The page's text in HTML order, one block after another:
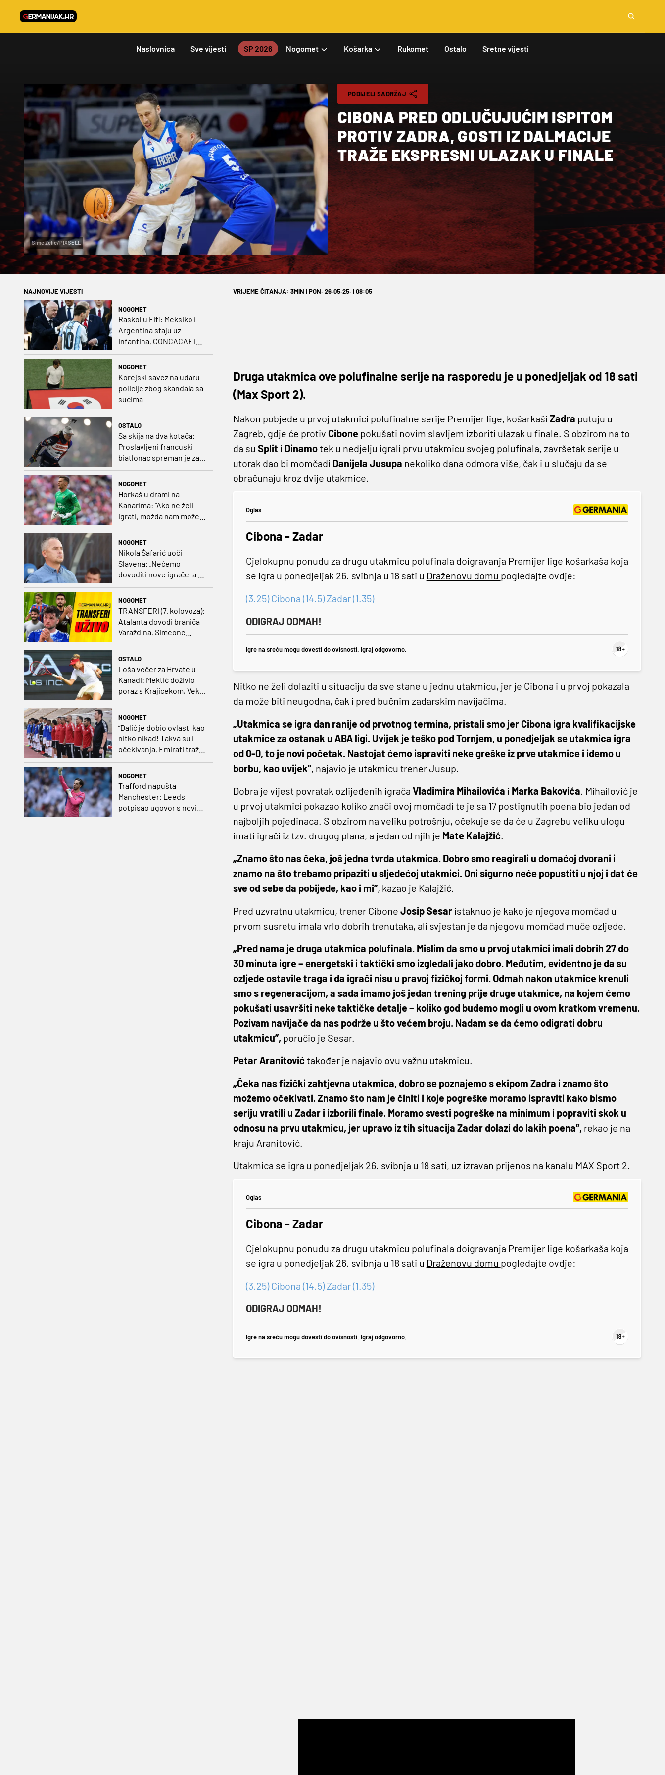
Naslovnica Sve vijesti SP 2026 Nogomet Košarka Rukomet Ostalo Sretne vijesti
Sime Zelic/PIXSELL
PODIJELI SADRŽAJ
CIBONA PRED ODLUČUJUĆIM ISPITOM
PROTIV ZADRA, GOSTI IZ DALMACIJE
TRAŽE EKSPRESNI ULAZAK U FINALE
NAJNOVIJE VIJESTI
NOGOMET
Raskol u Fifi: Meksiko i
Argentina staju uz
Infantina, CONCACAF i
NOGOMET
Korejski savez na udaru
policije zbog skandala sa
sucima
OSTALO
Sa skija na dva kotača:
Proslavljeni francuski
biatlonac spreman je za
debi u profesionalnom
NOGOMET
Horkaš u drami na
Kanarima: “Ako ne želi
igrati, možda nam može
pomoći obilježavati teren
NOGOMET
Nikola Šafarić uoči
Slavena: „Nećemo
dovoditi nove igrače, a o
NOGOMET
TRANSFERI (7. kolovoza):
Atalanta dovodi braniča
Varaždina, Simeone
OSTALO
Loša večer za Hrvate u
Kanadi: Mektić doživio
poraz s Krajicekom, Vekić
poražena u paru sa
NOGOMET
“Dalić je dobio ovlasti kao
nitko nikad! Takva su i
očekivanja, Emirati traže
NOGOMET
Trafford napušta
Manchester: Leeds
potpisao ugovor s novim
VRIJEME ČITANJA: 3MIN | PON. 26.05.25. | 08:05
Druga utakmica ove polufinalne serije na rasporedu je u ponedjeljak od 18 sati
(Max Sport 2).
Nakon pobjede u prvoj utakmici polufinalne serije Premijer lige, košarkaši Zadra putuju u
Zagreb, gdje će protiv Cibone pokušati novim slavljem izboriti ulazak u finale. S obzirom na to
da su Split i Dinamotek u nedjelju igrali prvu utakmicu svojeg polufinala, završetak serije u
utorak dao bi momčadi Danijela Jusupa nekoliko dana odmora više, čak i u slučaju da se
obračunaju kroz dvije utakmice.
Oglas
Cibona - Zadar
Cjelokupnu ponudu za drugu utakmicu polufinala doigravanja Premijer lige košarkaša koja
se igra u ponedjeljak 26. svibnja u 18 sati u Draženovu domu pogledajte ovdje:
(3.25) Cibona (14.5) Zadar (1.35)
ODIGRAJ ODMAH!
Igre na sreću mogu dovesti do ovisnosti. Igraj odgovorno.
Nitko ne želi dolaziti u situaciju da sve stane u jednu utakmicu, jer je Cibona i u prvoj pokazala
da može biti neugodna, čak i pred bučnim zadarskim navijačima.
„Utakmica se igra dan ranije od prvotnog termina, pristali smo jer Cibona igra kvalifikacijske
utakmice za ostanak u ABA ligi. Uvijek je teško pod Tornjem, u ponedjeljak se utakmica igra
od 0-0, to je novi početak. Nastojat ćemo ispraviti neke greške iz prve utakmice i idemo u
borbu, kao uvijek”, najavio je utakmicu trener Jusup.
Dobra je vijest povratak ozlijeđenih igrača Vladimira Mihailovića i Marka Bakovića. Mihailović je
u prvoj utakmici pokazao koliko znači ovoj momčadi te je sa 17 postignutih poena bio jedan od
najboljih pojedinaca. S obzirom na veliku potrošnju, očekuje se da će u Zagrebu veliku ulogu
imati igrači iz tzv. drugog plana, a jedan od njih je Mate Kalajžić.
„Znamo što nas čeka, još jedna tvrda utakmica. Dobro smo reagirali u domaćoj dvorani i
znamo na što trebamo pripaziti u sljedećoj utakmici. Oni sigurno neće popustiti u njoj i dat će
sve od sebe da pobijede, kao i mi”, kazao je Kalajžić.
Pred uzvratnu utakmicu, trener Cibone Josip Sesar istaknuo je kako je njegova momčad u
prvom susretu imala vrlo dobrih trenutaka, ali svjestan je da njegovu momčad muče ozljede.
„Pred nama je druga utakmica polufinala. Mislim da smo u prvoj utakmici imali dobrih 27 do
30 minuta igre – energetski i taktički smo izgledali jako dobro. Međutim, evidentno je da su
ozljede ostavile traga i da igrači nisu u pravoj fizičkoj formi. Odmah nakon utakmice krenuli
smo s regeneracijom, a sada imamo još jedan trening prije druge utakmice, na kojem ćemo
pokušati usavršiti neke taktičke detalje – koliko god budemo mogli u ovom kratkom vremenu.
Pozivam navijače da nas podrže u što većem broju. Nadam se da ćemo odigrati dobru
utakmicu”, poručio je Sesar.
Petar Aranitović također je najavio ovu važnu utakmicu.
„Čeka nas fizički zahtjevna utakmica, dobro se poznajemo s ekipom Zadra i znamo što
možemo očekivati. Znamo što nam je činiti i koje pogreške moramo ispraviti kako bismo
seriju vratili u Zadar i izborili finale. Moramo svesti pogreške na minimum i popraviti skok u
odnosu na prvu utakmicu, jer upravo iz tih situacija Zadar dolazi do lakih poena”, rekao je na
kraju Aranitović.
Utakmica se igra u ponedjeljak 26. svibnja u 18 sati, uz izravan prijenos na kanalu MAX Sport 2.
Oglas
Cibona - Zadar
Cjelokupnu ponudu za drugu utakmicu polufinala doigravanja Premijer lige košarkaša koja
se igra u ponedjeljak 26. svibnja u 18 sati u Draženovu domu pogledajte ovdje:
(3.25) Cibona (14.5) Zadar (1.35)
ODIGRAJ ODMAH!
Igre na sreću mogu dovesti do ovisnosti. Igraj odgovorno.